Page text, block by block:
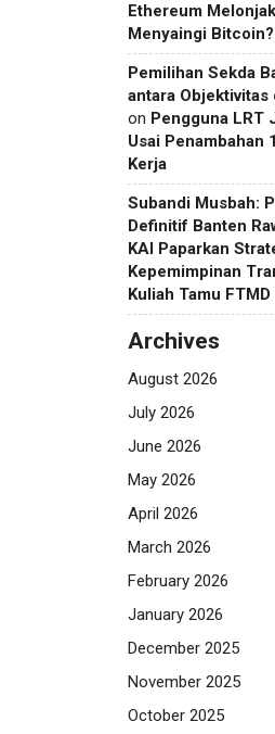
Ethereum
Menyaingi Bitcoin?
Pemilihan Sekda
antara
on Pengguna LRT
Usai Penambahan
Kerja
Subandi Musbah:
Definitif Banten
KAI Paparkan
Kepemimpinan
Kuliah Tamu FTMD
Archives
August 2026
July 2026
June 2026
May 2026
April 2026
March 2026
February 2026
January 2026
December 2025
November 2025
October 2025